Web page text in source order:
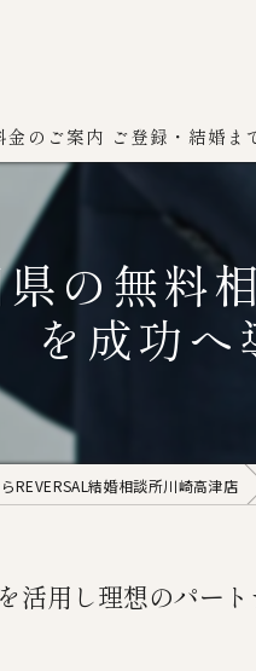
金のご案内 ご登録・結婚ま
の無料
を成功
REVERSAL結婚相談所川崎高津店
活用し理想のパー